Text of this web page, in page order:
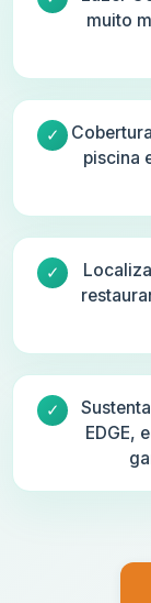
muito
piscina
EDGE,